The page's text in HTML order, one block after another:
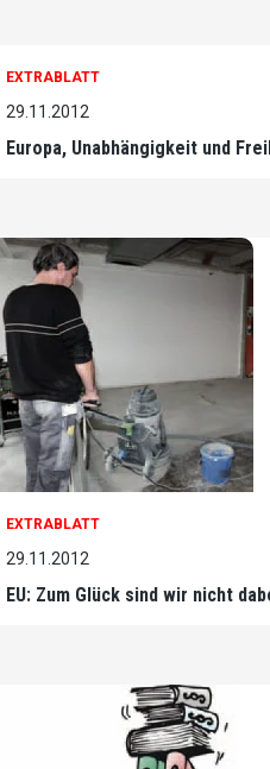
EXTRABLATT
29.11.2012
Europa, Unabhängigkeit und
EXTRABLATT
29.11.2012
EU: Zum Glück sind wir nicht